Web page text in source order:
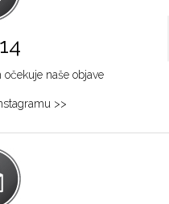
naše objave
>>